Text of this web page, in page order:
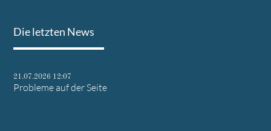
Die letzten News
21.07.2026 12:07
Probleme auf der Seite